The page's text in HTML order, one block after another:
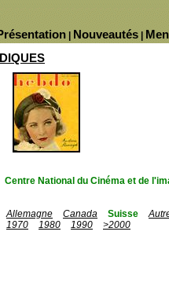
Nouveautés
Centre National du Cinéma et de
Allemagne Canada Suisse
1970 1980 1990
>2000